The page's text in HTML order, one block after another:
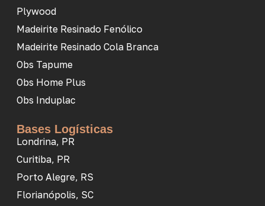
Plywood
Madeirite Resinado Fenólico
Madeirite Resinado Cola Branca
Obs Tapume
Obs Home Plus
Obs Induplac
Bases Logísticas
Londrina, PR
Curitiba, PR
Porto Alegre, RS
Florianópolis, SC